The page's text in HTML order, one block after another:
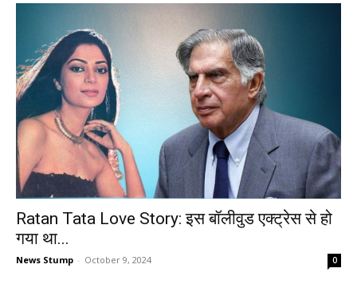
Ratan Tata Love Story: इस बॉलीवुड एक्ट्रेस से हो
गया था...
News Stump - October 9, 2024 0